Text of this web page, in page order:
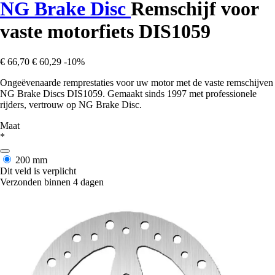
NG Brake Disc Remschijf voor
vaste motorfiets DIS1059
€ 66,70 € 60,29 -10%
Ongeëvenaarde remprestaties voor uw motor met de vaste remschijven
NG Brake Discs DIS1059. Gemaakt sinds 1997 met professionele
rijders, vertrouw op NG Brake Disc.
Maat
*
200 mm
Dit veld is verplicht
Verzonden binnen 4 dagen